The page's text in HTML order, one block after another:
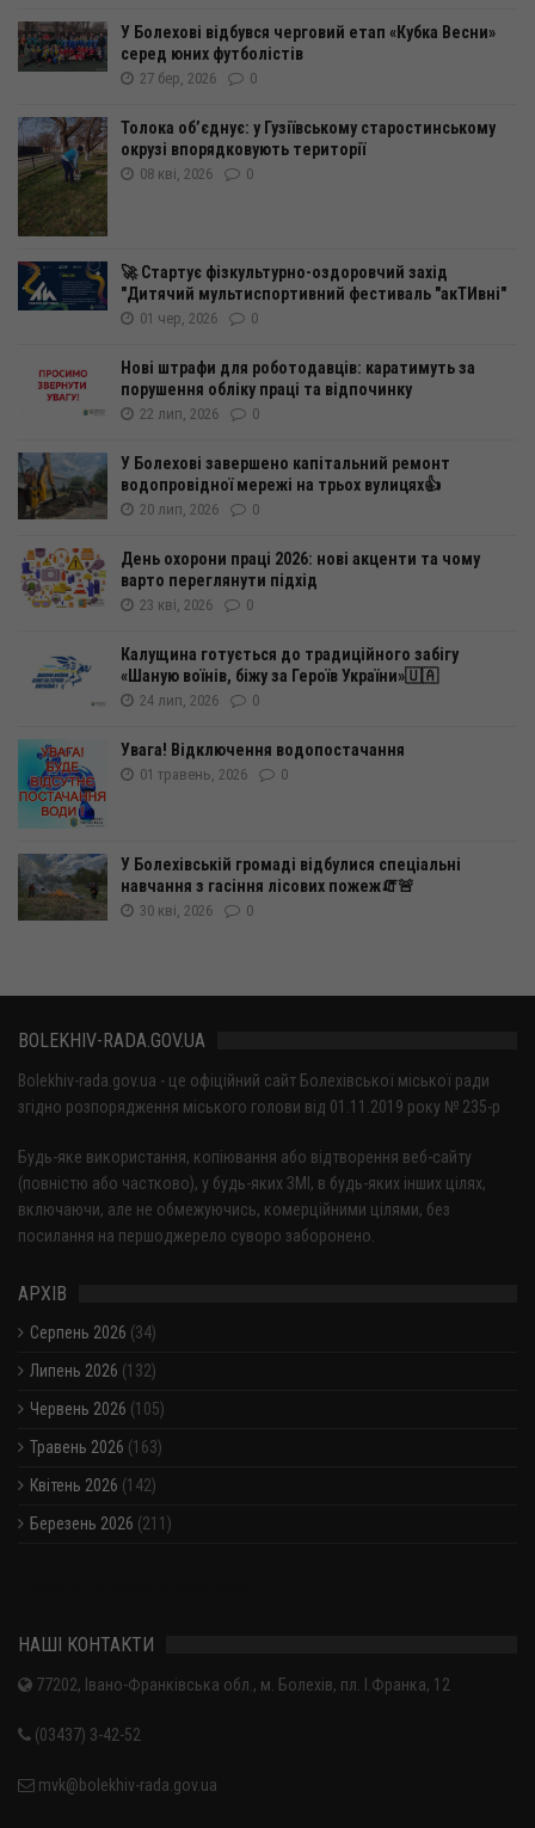
У Болехові відбувся черговий етап «Кубка Весни»
серед юних футболістів
27 бер, 2026 0
Толока об’єднує: у Гузіївському старостинському
окрузі впорядковують території
08 кві, 2026 0
🚀 Стартує фізкультурно-оздоровчий захід
"Дитячий мультиспортивний фестиваль "акТИвні"
01 чер, 2026 0
Нові штрафи для роботодавців: каратимуть за
порушення обліку праці та відпочинку
22 лип, 2026 0
У Болехові завершено капітальний ремонт
водопровідної мережі на трьох вулицях👍
20 лип, 2026 0
День охорони праці 2026: нові акценти та чому
варто переглянути підхід
23 кві, 2026 0
Калущина готується до традиційного забігу
«Шаную воїнів, біжу за Героїв України»🇺🇦
24 лип, 2026 0
Увага! Відключення водопостачання
01 травень, 2026 0
У Болехівській громаді відбулися спеціальні
навчання з гасіння лісових пожеж🧯🚨
30 кві, 2026 0
BOLEKHIV-RADA.GOV.UA
Bolekhiv-rada.gov.ua - це офіційний сайт Болехівської міської ради
згідно розпорядження міського голови від 01.11.2019 року № 235-р
Будь-яке використання, копіювання або відтворення веб-сайту
(повністю або частково), у будь-яких ЗМІ, в будь-яких інших цілях,
включаючи, але не обмежуючись, комерційними цілями, без
посилання на першоджерело суворо заборонено.
АРХІВ
Серпень 2026 (34)
Липень 2026 (132)
Червень 2026 (105)
Травень 2026 (163)
Квітень 2026 (142)
Березень 2026 (211)
НАШІ КОНТАКТИ
77202, Івано-Франківська обл., м. Болехів, пл. І.Франка, 12
(03437) 3-42-52
mvk@bolekhiv-rada.gov.ua